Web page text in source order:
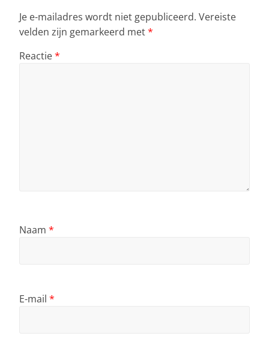
Je e-mailadres wordt niet gepubliceerd. Vereiste
velden zijn gemarkeerd met*
Reactie*
Naam *
E-mail *